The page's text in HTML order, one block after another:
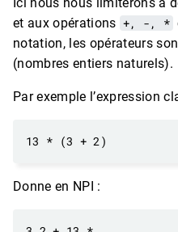
et aux opérations +, -, *
notation, les opérateurs
(nombres entiers naturels).
Par exemple l’expression
Donne en NPI :